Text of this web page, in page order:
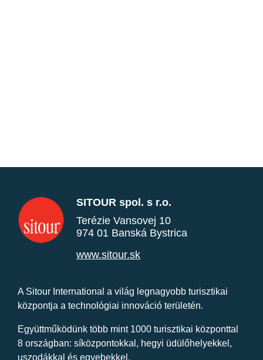
SITOUR spol. s r.o.
Terézie Vansovej 10
974 01 Banská Bystrica
www.sitour.sk
A Sitour International a világ legnagyobb turisztikai
központja a technológiai innováció területén.
Együttműködünk több mint 1000 turisztikai központtal
8 országban: síközpontokkal, hegyi üdülőhelyekkel,
uszodákkal és egyebekkel.